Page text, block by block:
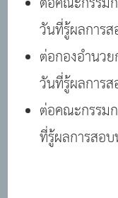
วันที่รู้ผลการ
ต่อกองอำนว
วันที่รู้ผลการ
ต่อคณะกรรม
ที่รู้ผลการสอ